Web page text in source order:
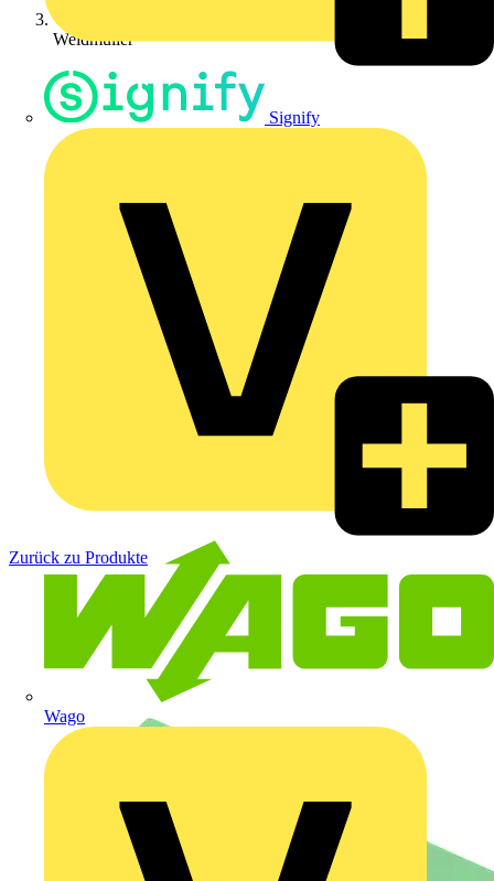
Signify
Wago
Weidmüller
Zurück zu Produkte